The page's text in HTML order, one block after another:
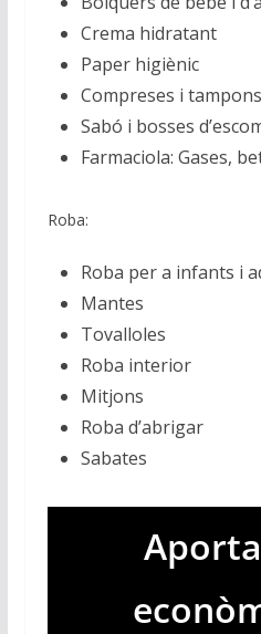
Crema hidratant
Paper higiènic
Compreses i tampons
Sabó i bosses
Farmaciola: Gases,
Roba:
Roba per a infants i
Mantes
Tovalloles
Roba interior
Mitjons
Roba d’abrigar
Sabates